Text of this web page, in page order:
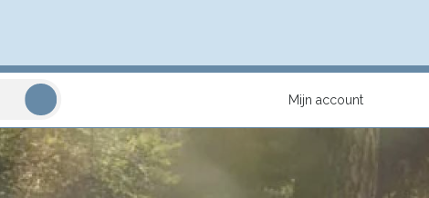
Mijn account